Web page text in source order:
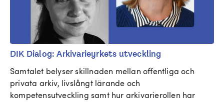
DIK Dialog: Arkivarieyrkets utveckling
Samtalet belyser skillnaden mellan offentliga och
privata arkiv, livslångt lärande och
kompetensutveckling samt hur arkivarierollen har